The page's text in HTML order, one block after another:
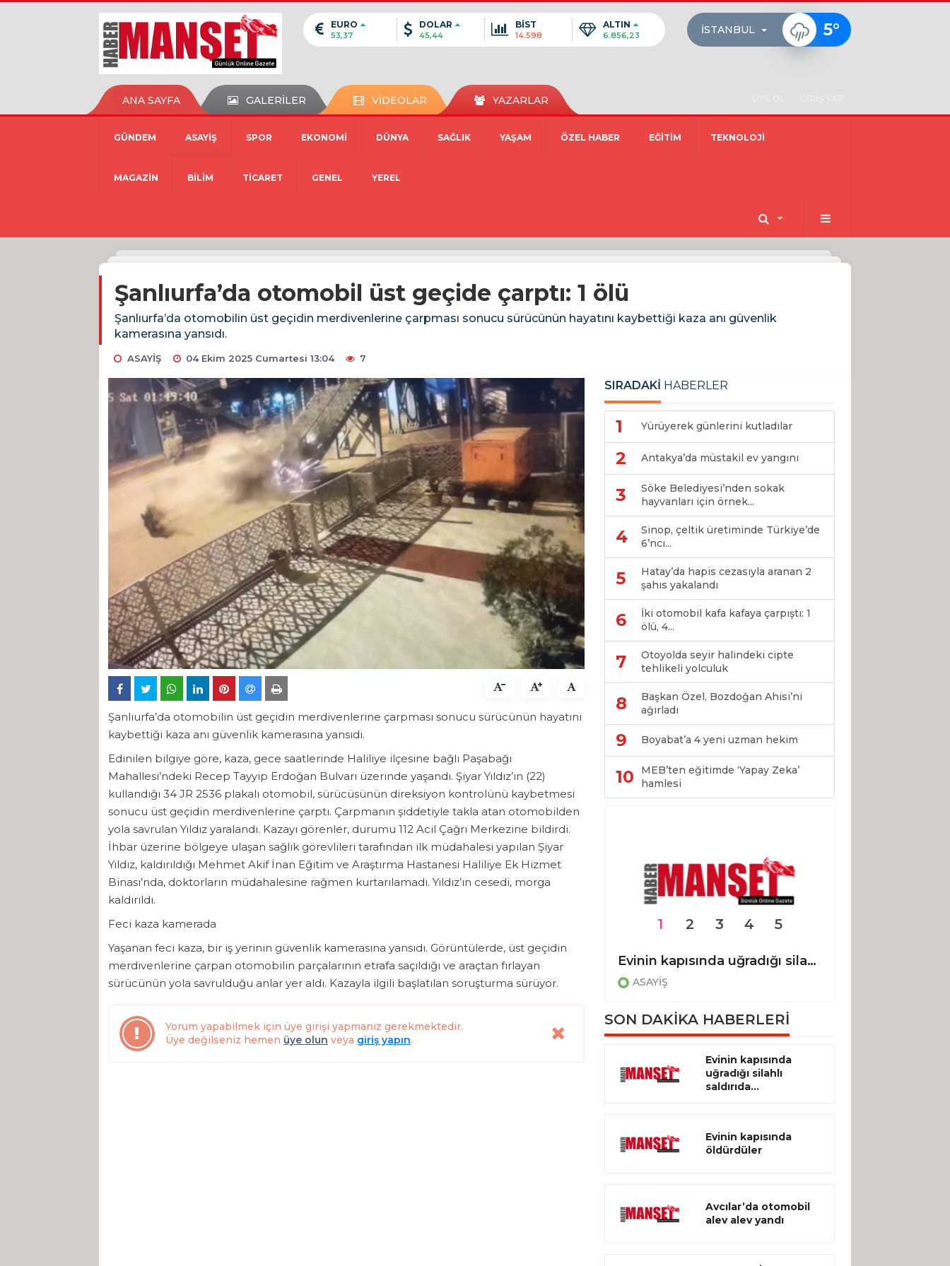
EURO
53,37
DOLAR
45,44
BİST
14.598
ALTIN
6.856,23 İSTANBUL 5°
ANA SAYFA GALERİLER VİDEOLAR YAZARLAR
GÜNDEM ASAYİŞ SPOR EKONOMİ DÜNYA SAĞLIK YAŞAM ÖZEL HABER EĞİTİM TEKNOLOJİ
MAGAZİN BİLİM TİCARET GENEL YEREL
Şanlıurfa’da otomobil üst geçide çarptı: 1 ölü
Şanlıurfa’da otomobilin üst geçidin merdivenlerine çarpması sonucu sürücünün hayatını kaybettiği kaza anı güvenlik
kamerasına yansıdı.
ASAYİŞ 04 Ekim 2025 Cumartesi 13:04 7
Şanlıurfa’da otomobilin üst geçidin merdivenlerine çarpması sonucu sürücünün hayatını
kaybettiği kaza anı güvenlik kamerasına yansıdı.
Edinilen bilgiye göre, kaza, gece saatlerinde Haliliye ilçesine bağlı Paşabağı
Mahallesi’ndeki Recep Tayyip Erdoğan Bulvarı üzerinde yaşandı. Şiyar Yıldız’ın (22)
kullandığı 34 JR 2536 plakalı otomobil, sürücüsünün direksiyon kontrolünü kaybetmesi
sonucu üst geçidin merdivenlerine çarptı. Çarpmanın şiddetiyle takla atan otomobilden
yola savrulan Yıldız yaralandı. Kazayı görenler, durumu 112 Acil Çağrı Merkezine bildirdi.
İhbar üzerine bölgeye ulaşan sağlık görevlileri tarafından ilk müdahalesi yapılan Şiyar
Yıldız, kaldırıldığı Mehmet Akif İnan Eğitim ve Araştırma Hastanesi Haliliye Ek Hizmet
Binası’nda, doktorların müdahalesine rağmen kurtarılamadı. Yıldız’ın cesedi, morga
kaldırıldı.
Feci kaza kamerada
Yaşanan feci kaza, bir iş yerinin güvenlik kamerasına yansıdı. Görüntülerde, üst geçidin
merdivenlerine çarpan otomobilin parçalarının etrafa saçıldığı ve araçtan fırlayan
sürücünün yola savrulduğu anlar yer aldı. Kazayla ilgili başlatılan soruşturma sürüyor.
Yorum yapabilmek için üye girişi yapmanız gerekmektedir.
Üye değilseniz hemen üye olun veya giriş yapın.
SIRADAKİ HABERLER
1 Yürüyerek günlerini kutladılar
2 Antakya’da müstakil ev yangını
3
Söke Belediyesi’nden sokak
hayvanları için örnek...
4
Sinop, çeltik üretiminde Türkiye’de
6’ncı...
5
Hatay’da hapis cezasıyla aranan 2
şahıs yakalandı
6
İki otomobil kafa kafaya çarpıştı: 1
ölü, 4...
7
Otoyolda seyir halindeki cipte
tehlikeli yolculuk
8
Başkan Özel, Bozdoğan Ahisi’ni
ağırladı
9 Boyabat’a 4 yeni uzman hekim
10
MEB’ten eğitimde ‘Yapay Zeka’
hamlesi
ASAYİŞ
Evinin kapısında uğradığı silahlı saldırıda hayatını kaybetti
ASAYİŞ
1 2 3 4 5
SON DAKİKA HABERLERİ
Evinin kapısında
uğradığı silahlı
saldırıda...
Evinin kapısında
öldürdüler
Avcılar’da otomobil
alev alev yandı